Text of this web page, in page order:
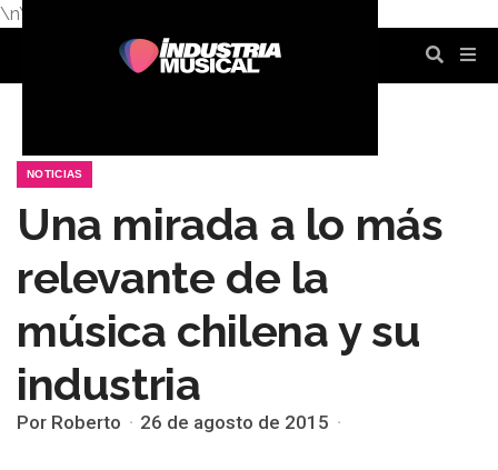
\n\n
NOTICIAS
Una mirada a lo más
relevante de la
música chilena y su
industria
Por Roberto 26 de agosto de 2015